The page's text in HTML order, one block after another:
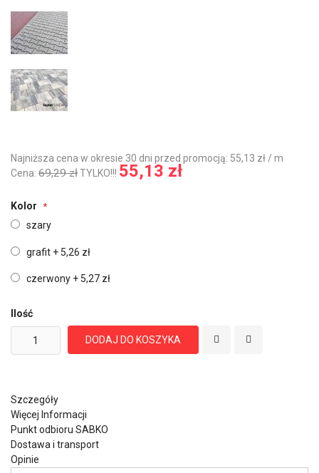
Najniższa cena w okresie 30 dni przed promocją: 55,13 zł / m
Cena: 69,29 złTYLKO!!! 55,13 zł
Kolor
szary
grafit + 5,26 zł
czerwony + 5,27 zł
Ilość
DODAJ DO KOSZYKA
Szczegóły
Więcej Informacji
Punkt odbioru SABKO
Dostawa i transport
Opinie